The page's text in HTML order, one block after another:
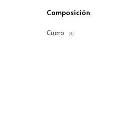
Composición
Cuero (4)